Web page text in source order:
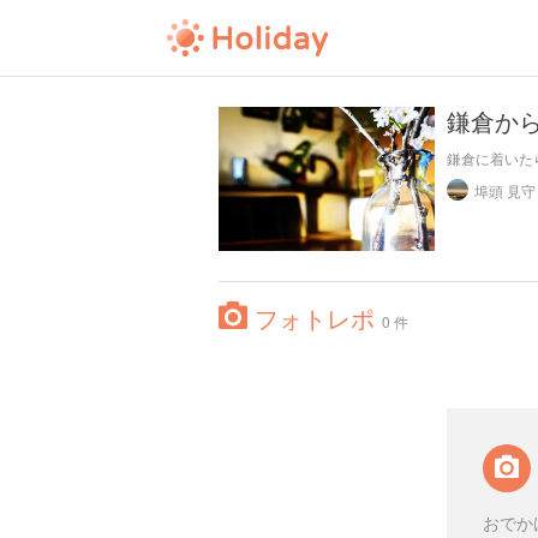
鎌倉か
鎌倉に着い
埠頭 見守
フォトレポ 0 件
おで